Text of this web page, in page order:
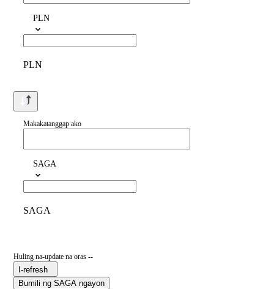
PLN
PLN
Makakatanggap ako
SAGA
SAGA
Huling na-update na oras --
I-refresh
Bumili ng SAGA ngayon